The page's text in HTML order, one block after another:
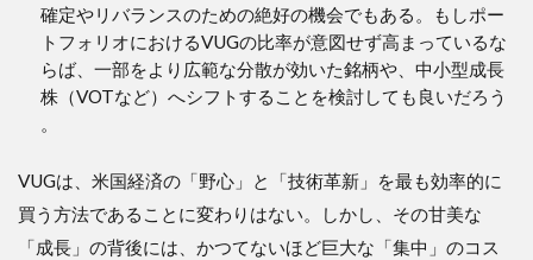
確定やリバランスのための絶好の機会でもある。もしポー
トフォリオにおけるVUGの比率が意図せず高まっているな
らば、一部をより広範な分散が効いた銘柄や、中小型成長
株（VOTなど）へシフトすることを検討しても良いだろう
。
VUGは、米国経済の「野心」と「技術革新」を最も効率的に
買う方法であることに変わりはない。しかし、その甘美な
「成長」の背後には、かつてないほど巨大な「集中」のコス